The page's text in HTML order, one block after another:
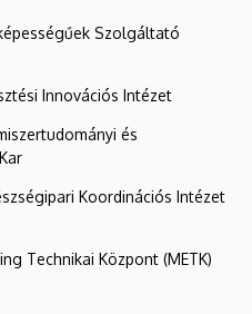
Szolgáltató
Innovációs Intézet
és
Koordinációs Intézet
Technikai Központ (METK)